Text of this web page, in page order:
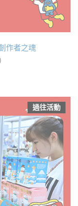
作者之魂
過往活動